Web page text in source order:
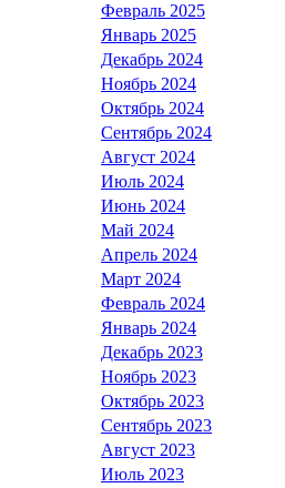
Февраль 2025
Январь 2025
Декабрь 2024
Ноябрь 2024
Октябрь 2024
Сентябрь 2024
Август 2024
Июль 2024
Июнь 2024
Май 2024
Апрель 2024
Март 2024
Февраль 2024
Январь 2024
Декабрь 2023
Ноябрь 2023
Октябрь 2023
Сентябрь 2023
Август 2023
Июль 2023